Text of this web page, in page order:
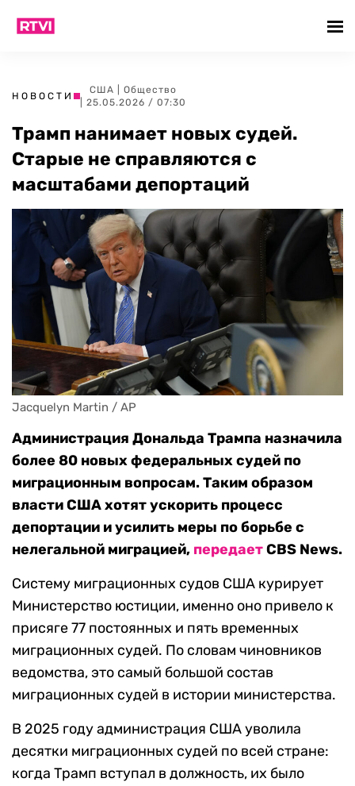
НОВОСТИ
США
Общество
| 25.05.2026 / 07:30
Трамп нанимает новых судей.
Старые не справляются с
масштабами депортаций
Jacquelyn Martin / AP
Администрация Дональда Трампа назначила
более 80 новых федеральных судей по
миграционным вопросам. Таким образом
власти США хотят ускорить процесс
депортации и усилить меры по борьбе с
нелегальной миграцией, передаетCBS News.
Систему миграционных судов США курирует
Министерство юстиции, именно оно привело к
присяге 77 постоянных и пять временных
миграционных судей. По словам чиновников
ведомства, это самый большой состав
миграционных судей в истории министерства.
В 2025 году администрация США уволила
десятки миграционных судей по всей стране:
когда Трамп вступал в должность, их было